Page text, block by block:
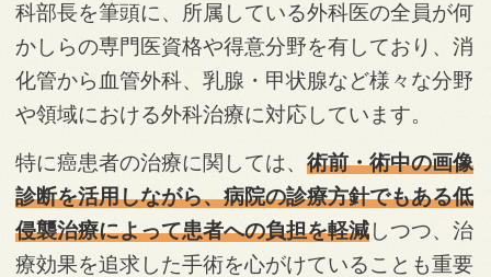
科部長を筆頭に、所属している外科医の全員が何
かしらの専門医資格や得意分野を有しており、消
化管から血管外科、乳腺・甲状腺など様々な分野
や領域における外科治療に対応しています。
特に癌患者の治療に関しては、 術前・術中の画像
診断を活用しながら、病院の診療方針でもある低
侵襲治療によって患者への負担を軽減しつつ、治
療効果を追求した手術を心がけていることも重要